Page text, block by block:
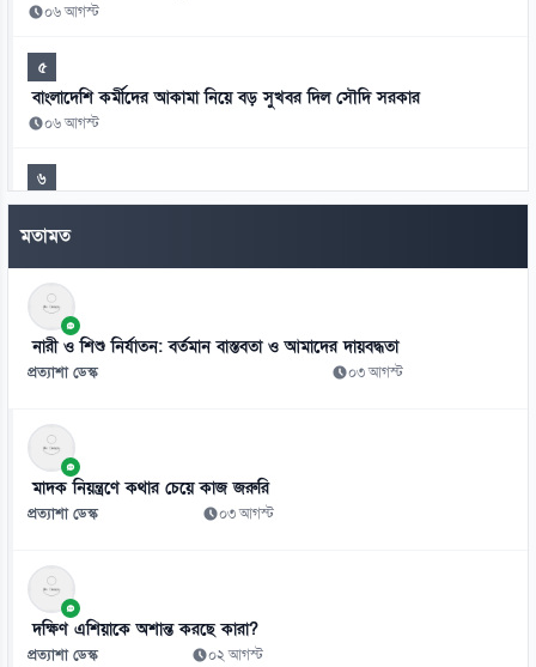
০৬ আগস্ট
৫
বাংলাদেশি কর্মীদের আকামা নিয়ে বড় সুখবর দিল সৌদি সরকার
০৬ আগস্ট
৬
বিশ্ববাজারে কমলো তেলের দাম
০৬ আগস্ট
৭
সবুজবাগে উদ্ধার নারীর খণ্ডিত মরদেহ, পরিচয় শনাক্তের চেষ্টা
০৬ আগস্ট
মানবতাবিরোধী অপরাধে ১৬ জনের মৃত্যুদণ্ড, ১১ জনের যাবজ্জীবন
০৬ আগস্ট
৯
০৬ আগস্ট
১০
আজ থেকে সবার জন্য উন্মুক্ত জুলাই স্মৃতি জাদুঘর, টিকিট ৫০ টাকা
মতামত
নারী ও শিশু নির্যাতন: বর্তমান বাস্তবতা ও আমাদের দায়বদ্ধতা
প্রত্যাশা ডেস্ক ০৩ আগস্ট
মাদক নিয়ন্ত্রণে কথার চেয়ে কাজ জরুরি
প্রত্যাশা ডেস্ক ০৩ আগস্ট
দক্ষিণ এশিয়াকে অশান্ত করছে কারা?
প্রত্যাশা ডেস্ক ০২ আগস্ট